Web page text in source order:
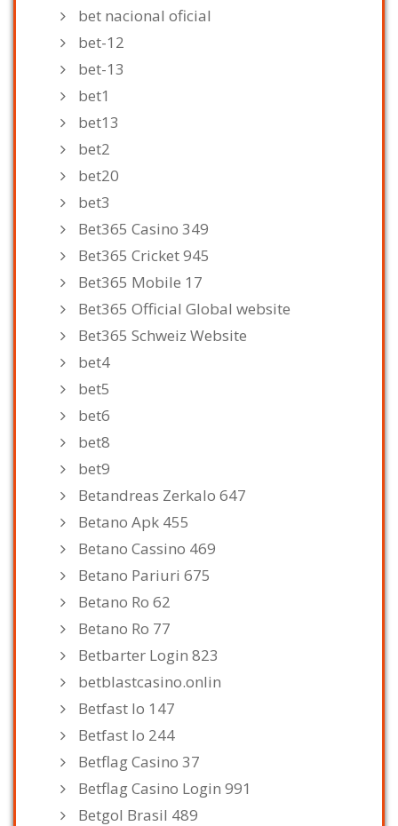
bet nacional oficial
bet-12
bet-13
bet1
bet13
bet2
bet20
bet3
Bet365 Casino 349
Bet365 Cricket 945
Bet365 Mobile 17
Bet365 Official Global website
Bet365 Schweiz Website
bet4
bet5
bet6
bet8
bet9
Betandreas Zerkalo 647
Betano Apk 455
Betano Cassino 469
Betano Pariuri 675
Betano Ro 62
Betano Ro 77
Betbarter Login 823
betblastcasino.onlin
Betfast Io 147
Betfast Io 244
Betflag Casino 37
Betflag Casino Login 991
Betgol Brasil 489